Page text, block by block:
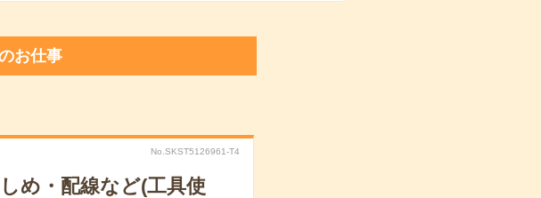
お仕事
No.SKST5126961-T4
め・配線など(工具使